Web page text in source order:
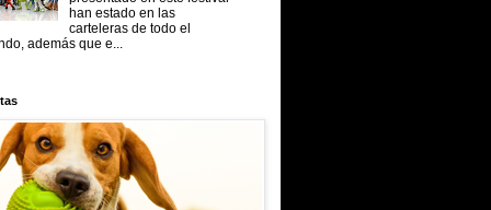
han estado en las
carteleras de todo el
además que e...